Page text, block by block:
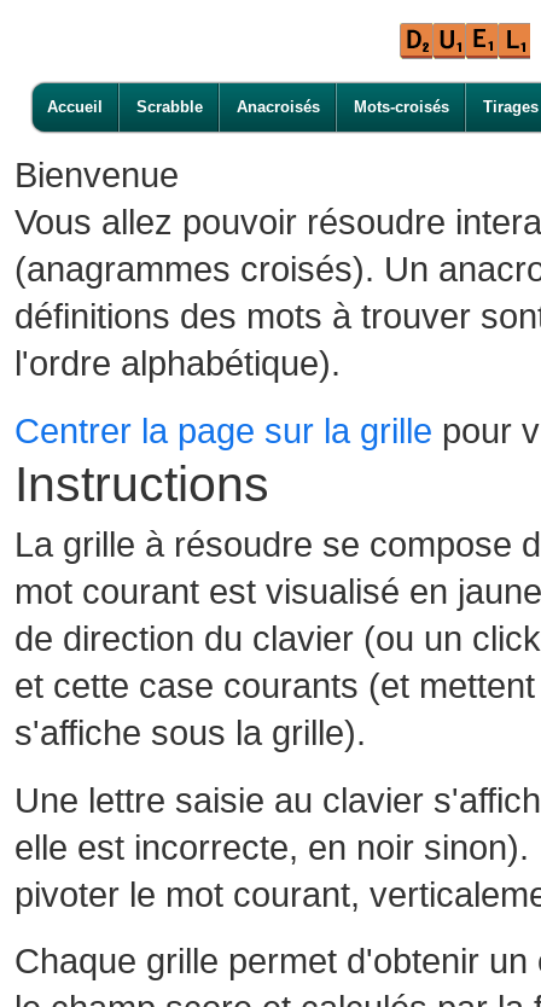
Accueil Scrabble Anacroisés Mots-croisés Tirages
Bienvenue
Vous allez pouvoir résoudre
(anagrammes croisés). Un
définitions des mots à trouver
l'ordre alphabétique).
Centrer la page sur la grille pour
Instructions
La grille à résoudre se compose
mot courant est visualisé en
de direction du clavier (ou un
et cette case courants (et
s'affiche sous la grille).
Une lettre saisie au clavier
elle est incorrecte, en noir
pivoter le mot courant,
Chaque grille permet d'obtenir